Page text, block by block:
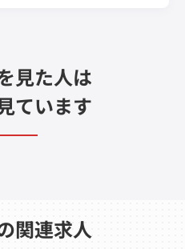
見た人は
ています
関連求人